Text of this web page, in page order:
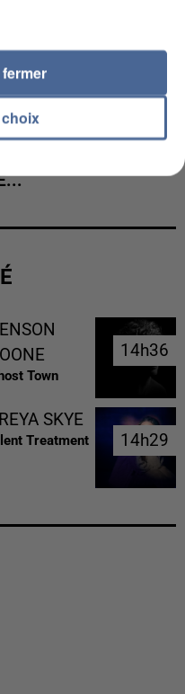
Town
14h36
14h36
SKYE
Treatment 14h29
14h29